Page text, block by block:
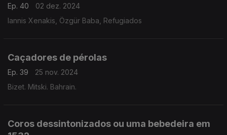
Ep. 40
02 dez. 2024
Iannis Xenakis, Özgür Baba, Refugiados
Caçadores de pérolas
Ep. 39
25 nov. 2024
Bizet. Mitski. Bahrain.
Coros dessintonizados ou uma bebedeira em